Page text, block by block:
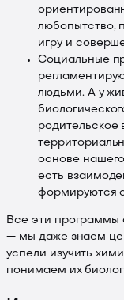
любопытство,
игру и
Социальные
людьми. А у
родительское
основе
есть
формируются
Все эти программы
— мы даже знаем
успели изучить
понимаем их